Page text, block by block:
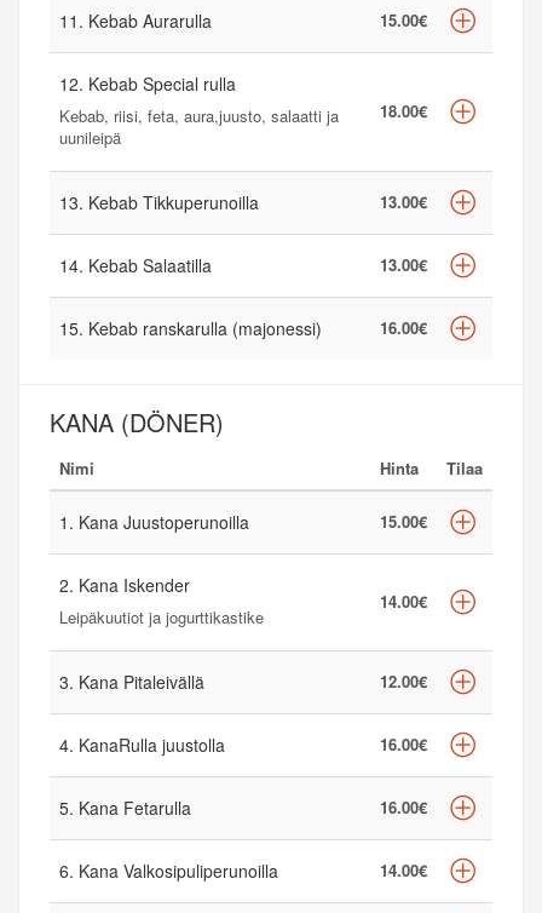
11. Kebab Aurarulla 15.00€
12. Kebab Special rulla
Kebab, riisi, feta, aura,juusto, salaatti ja
uunileipä
18.00€
13. Kebab Tikkuperunoilla 13.00€
14. Kebab Salaatilla 13.00€
15. Kebab ranskarulla (majonessi) 16.00€
KANA (DÖNER)
Nimi Hinta Tilaa
1. Kana Juustoperunoilla 15.00€
2. Kana Iskender
Leipäkuutiot ja jogurttikastike
14.00€
3. Kana Pitaleivällä 12.00€
4. KanaRulla juustolla 16.00€
5. Kana Fetarulla 16.00€
6. Kana Valkosipuliperunoilla 14.00€